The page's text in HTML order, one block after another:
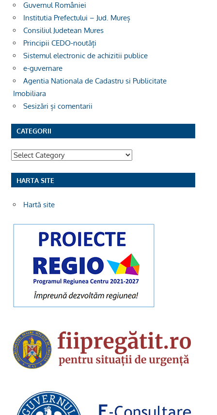
Guvernul României
Institutia Prefectului – Jud. Mureș
Consiliul Judetean Mures
Principii CEDO-noutăți
Sistemul electronic de achizitii publice
e-guvernare
Agentia Nationala de Cadastru si Publicitate
Imobiliara
Sesizări și comentarii
CATEGORII
Categorii
HARTA SITE
Hartă site